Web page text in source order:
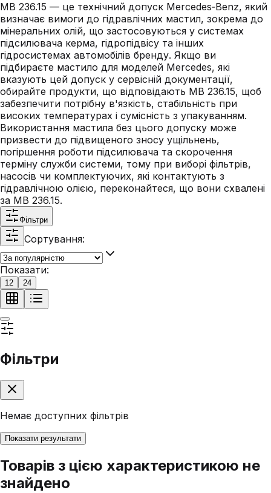
MB 236.15 — це технічний допуск Mercedes‑Benz, який
визначає вимоги до гідравлічних мастил, зокрема до
мінеральних олій, що застосовуються у системах
підсилювача керма, гідропідвісу та інших
гідросистемах автомобілів бренду. Якщо ви
підбираєте мастило для моделей Mercedes, які
вказують цей допуск у сервісній документації,
обирайте продукти, що відповідають MB 236.15, щоб
забезпечити потрібну в'язкість, стабільність при
високих температурах і сумісність з упакуванням.
Використання мастила без цього допуску може
призвести до підвищеного зносу ущільнень,
погіршення роботи підсилювача та скорочення
терміну служби системи, тому при виборі фільтрів,
насосів чи комплектуючих, які контактують з
гідравлічною олією, переконайтеся, що вони схвалені
за MB 236.15.
Фільтри
Сортування:
Показати:
12 24
Фільтри
Немає доступних фільтрів
Показати результати
Товарів з цією характеристикою не
знайдено